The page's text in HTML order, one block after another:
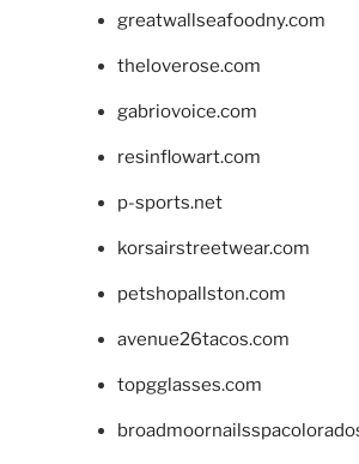
greatwallseafoodny.com
theloverose.com
gabriovoice.com
resinflowart.com
p-sports.net
korsairstreetwear.com
petshopallston.com
avenue26tacos.com
topgglasses.com